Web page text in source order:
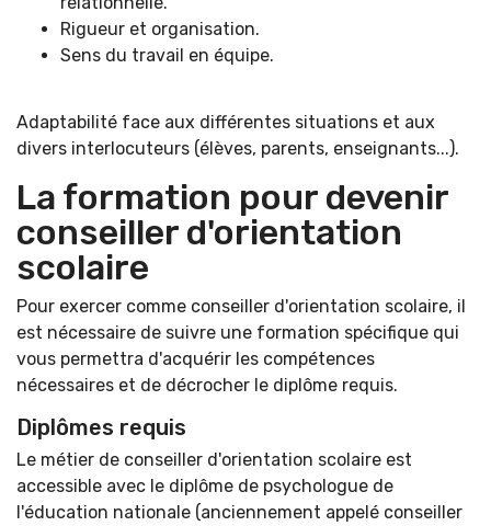
Rigueur et organisation.
Sens du travail en équipe.
Adaptabilité face aux différentes situations et aux
divers interlocuteurs (élèves, parents, enseignants...).
La formation pour devenir
conseiller d'orientation
scolaire
Pour exercer comme conseiller d'orientation scolaire, il
est nécessaire de suivre une formation spécifique qui
vous permettra d'acquérir les compétences
nécessaires et de décrocher le diplôme requis.
Diplômes requis
Le métier de conseiller d'orientation scolaire est
accessible avec le diplôme de psychologue de
l'éducation nationale (anciennement appelé conseiller